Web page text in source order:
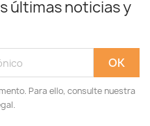
últimas noticias y
Para ello, consulte nuestra